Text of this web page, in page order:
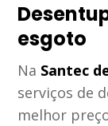
esgoto
Na Santec
serviços de
melhor